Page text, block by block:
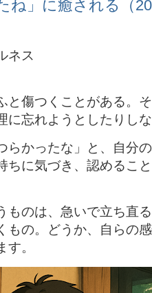
ね」に癒される（
ネス
傷つくことがある。
に忘れようとしたりし
かったな」と、自分
ちに気づき、認めるこ
のは、急いで立ち直
もの。どうか、自らの
。